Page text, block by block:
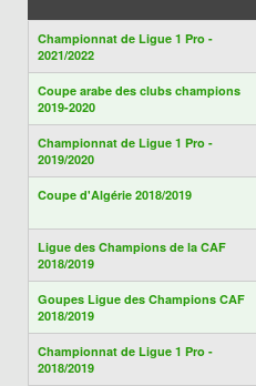
Championnat de Ligue 1 Pro -
2021/2022
Coupe arabe des clubs champions
2019-2020
Championnat de Ligue 1 Pro -
2019/2020
Coupe d'Algérie 2018/2019
Ligue des Champions de la CAF
2018/2019
Goupes Ligue des Champions CAF
2018/2019
Championnat de Ligue 1 Pro -
2018/2019